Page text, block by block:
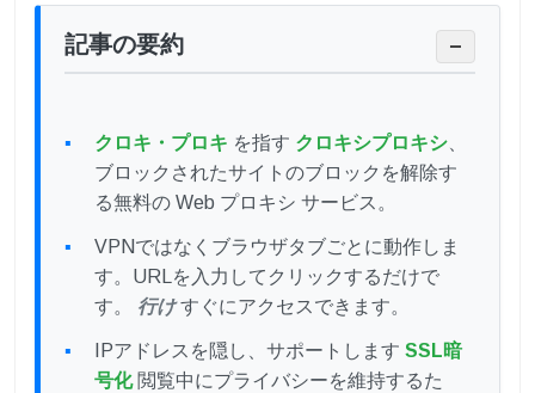
記事の要約 −
クロキ・プロキ を指す クロキシプロキシ
ブロックされたサイトのブロックを解除す
る無料の Web プロキシ サービス。
VPNではなくブラウザタブごとに動作しま
す。URLを入力してクリックするだけで
す。 行けすぐにアクセスできます。
IPアドレスを隠し、サポートします SSL暗
号化閲覧中にプライバシーを維持するた